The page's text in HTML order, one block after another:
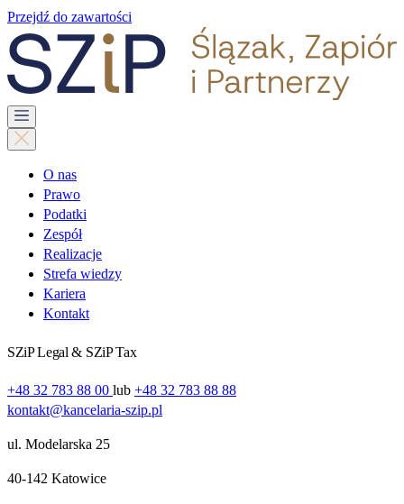
Przejdź do zawartości
O nas
Prawo
Podatki
Zespół
Realizacje
Strefa wiedzy
Kariera
Kontakt
SZiP Legal & SZiP Tax
+48 32 783 88 00 lub +48 32 783 88 88
kontakt@kancelaria-szip.pl
ul. Modelarska 25
40‑142 Katowice